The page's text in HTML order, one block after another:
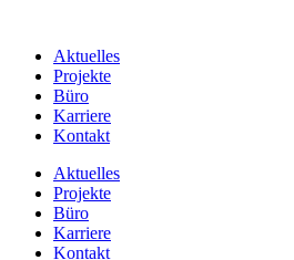
Aktuelles
Projekte
Büro
Karriere
Kontakt
Aktuelles
Projekte
Büro
Karriere
Kontakt